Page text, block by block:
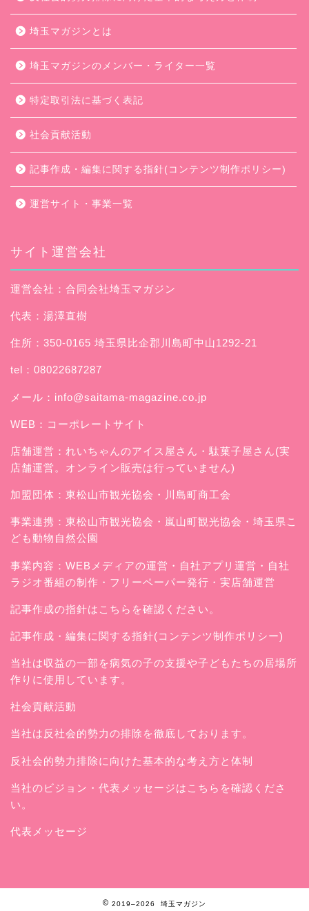
埼玉マガジンとは
埼玉マガジンのメンバー・ライター一覧
特定取引法に基づく表記
社会貢献活動
記事作成・編集に関する指針(コンテンツ制作ポリシー)
運営サイト・事業一覧
サイト運営会社
運営会社：合同会社埼玉マガジン
代表：湯澤直樹
住所：350-0165 埼玉県比企郡川島町中山1292-21
tel：08022687287
メール： info@saitama-magazine.co.jp
WEB： コーポレートサイト
店舗運営： れいちゃんのアイス屋さん ・駄菓子屋さん(実
店舗運営。オンライン販売は行っていません)
加盟団体：東松山市観光協会・川島町商工会
事業連携：東松山市観光協会・嵐山町観光協会・埼玉県こ
ども動物自然公園
事業内容：WEBメディアの運営・自社アプリ運営・自社
ラジオ番組の制作・フリーペーパー発行・実店舗運営
記事作成の指針はこちらを確認ください。
記事作成・編集に関する指針(コンテンツ制作ポリシー)
当社は収益の一部を病気の子の支援や子どもたちの居場所
作りに使用しています。
社会貢献活動
当社は反社会的勢力の排除を徹底しております。
反社会的勢力排除に向けた基本的な考え方と体制
当社のビジョン・代表メッセージはこちらを確認くださ
い。
代表メッセージ
2019–2026 埼玉マガジン